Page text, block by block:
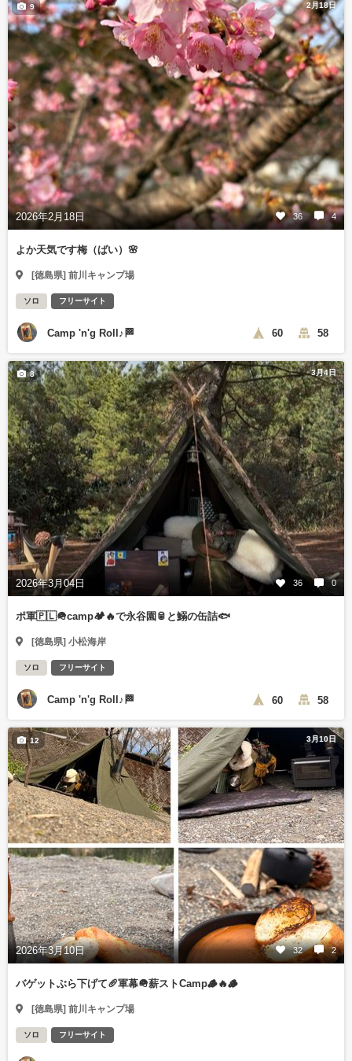
2月18日
2026年2月18日 36 4
9
よか天気です梅（ばい）🌸
[徳島県] 前川キャンプ場
ソロ フリーサイト
Camp 'n'g Roll♪🏁 60 58
3月4日
2026年3月04日 36 0
8
ポ軍🇵🇱🪖camp🏕️🔥で永谷園🥫と鰯の缶詰🐟
[徳島県] 小松海岸
ソロ フリーサイト
Camp 'n'g Roll♪🏁 60 58
3月10日
2026年3月10日 32 2
12
バゲットぶら下げて🥖軍幕🪖薪ストCamp🪵🔥🪵
[徳島県] 前川キャンプ場
ソロ フリーサイト